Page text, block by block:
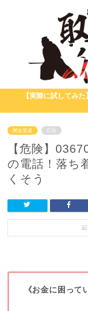
【実際に試してみ
闇金業者 広告
【危険】
の電話！落ち
くそう
《お金に困っ